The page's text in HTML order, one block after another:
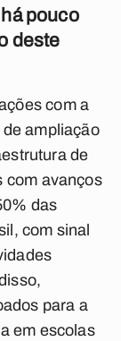
pouco
deste
com a
ampliação
de
com avanços
das
com sinal
para a
em escolas